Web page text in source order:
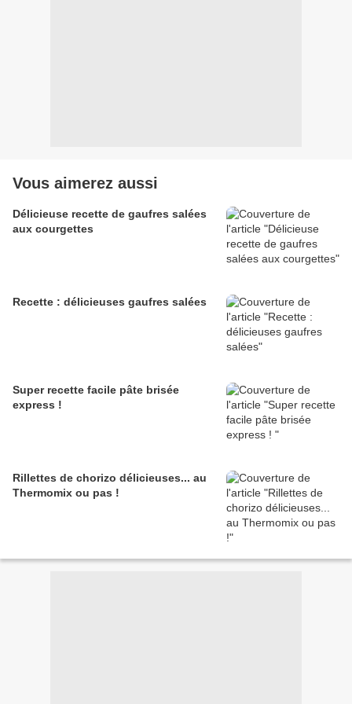
Vous aimerez aussi
Délicieuse recette de gaufres salées
aux courgettes
Recette : délicieuses gaufres salées
Super recette facile pâte brisée
express !
Rillettes de chorizo délicieuses... au
Thermomix ou pas !